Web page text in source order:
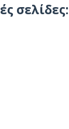
σελίδες: